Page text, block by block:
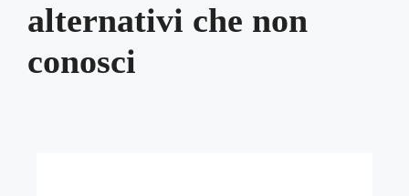
alternativi che non
conosci